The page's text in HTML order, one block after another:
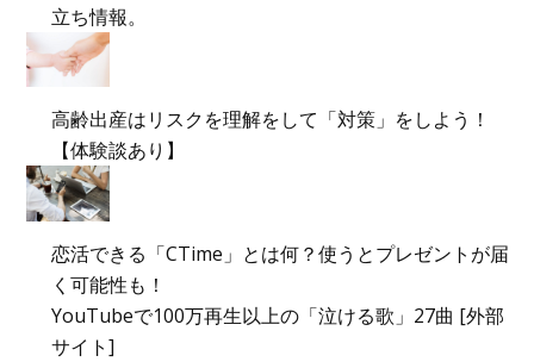
立ち情報。
高齢出産はリスクを理解をして「対策」をしよう！
【体験談あり】
恋活できる「CTime」とは何？使うとプレゼントが届
く可能性も！
YouTubeで100万再生以上の「泣ける歌」27曲 [外部
サイト]